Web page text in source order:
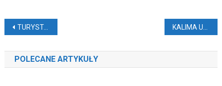
Nawigacja
wpisu
TURYSTA WJECHAŁ NA PLAŻĘ (VIDEO)
POLECANE ARTYKUŁY